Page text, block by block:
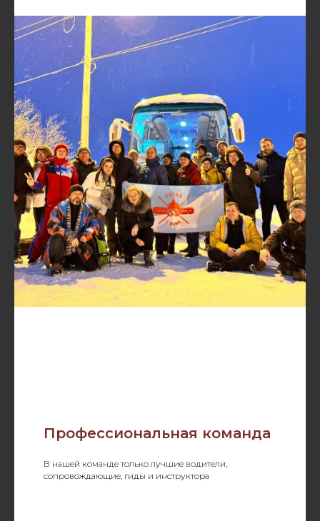
Профессиональная команда
В нашей команде только лучшие водители,
сопровождающие, гиды и инструктора